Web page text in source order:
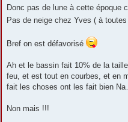
Donc pas de lune à cette époque
Pas de neige chez Yves ( à
Bref on est défavorisé
Ah et le bassin fait 10% de la
feu, et est tout en courbes, et en
fait les choses ont les fait bien
Non mais !!!